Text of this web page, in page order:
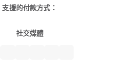
支援的付款方式：
社交媒體